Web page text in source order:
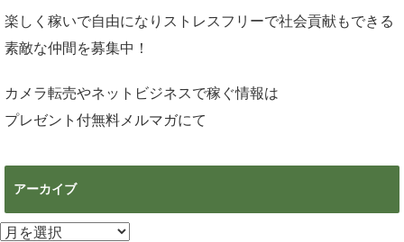
楽しく稼いで自由になりストレスフリーで社会貢献もできる
素敵な仲間を募集中！
カメラ転売やネットビジネスで稼ぐ情報は
プレゼント付無料メルマガにて
アーカイブ
ア